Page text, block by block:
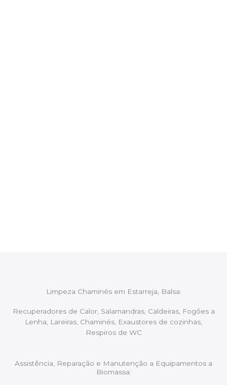
Limpeza Chaminés em Estarreja, Balsa:
Recuperadores de Calor, Salamandras, Caldeiras, Fogões a
Lenha, Lareiras, Chaminés, Exaustores de cozinhas,
Respiros de WC
Assistência, Reparação e Manutenção a Equipamentos a
Biomassa: